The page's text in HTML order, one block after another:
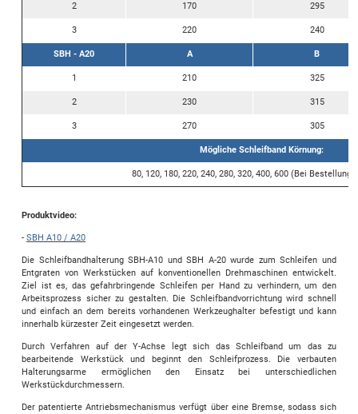
2 170 295
3 220 240
SBH - A20 A B
1 210 325
2 230 315
3 270 305
Mögliche Schleifband Körnung:
80, 120, 180, 220, 240, 280, 320, 400, 600 (Bei Bestellung
Produktvideo:
- SBH A10 / A20
Die Schleifbandhalterung SBH-A10 und SBH A-20 wurde zum Schleifen und
Entgraten von Werkstücken auf konventionellen Drehmaschinen entwickelt.
Ziel ist es, das gefahrbringende Schleifen per Hand zu verhindern, um den
Arbeitsprozess sicher zu gestalten. Die Schleifbandvorrichtung wird schnell
und einfach an dem bereits vorhandenen Werkzeughalter befestigt und kann
innerhalb kürzester Zeit eingesetzt werden.
Durch Verfahren auf der Y-Achse legt sich das Schleifband um das zu
bearbeitende Werkstück und beginnt den Schleifprozess. Die verbauten
Halterungsarme ermöglichen den Einsatz bei unterschiedlichen
Werkstückdurchmessern.
Der patentierte Antriebsmechanismus verfügt über eine Bremse, sodass sich